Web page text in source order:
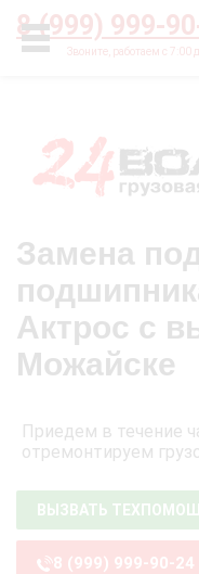
8 (999) 999-
Главная О нас
Замена
Актрос с
Можайске
Приедем в течение
отремонтируем
ВЫЗВАТЬ
8 (999) 999-90-24